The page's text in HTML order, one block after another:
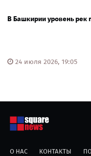
В Башкирии уровень рек
24 июля 2026, 19:05
О НАС КОНТАКТЫ